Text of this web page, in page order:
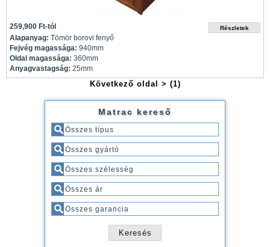
259,900 Ft-tól
Alapanyag: Tömör borovi fenyő
Fejvég magassága: 940mm
Oldal magassága: 360mm
Anyagvastagság: 25mm
Következő oldal > (1)
Matrac kereső